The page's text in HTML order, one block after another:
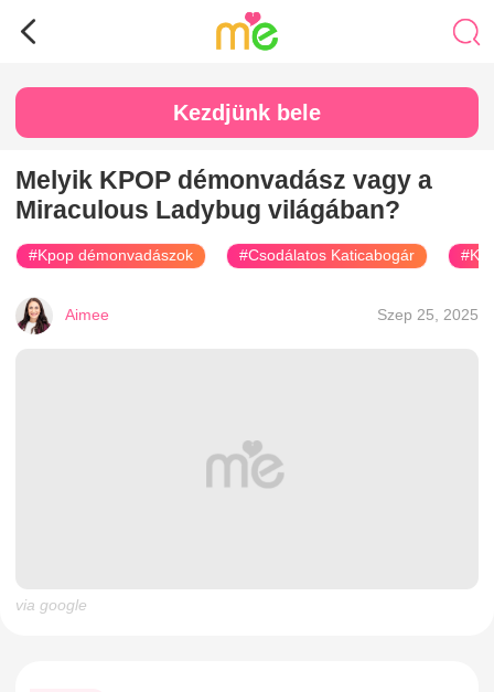
Kezdjünk bele
Melyik KPOP démonvadász vagy a
Miraculous Ladybug világában?
#Kpop démonvadászok #Csodálatos Katicabogár
Aimee Szep 25, 2025
via google